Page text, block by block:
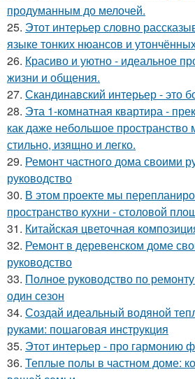
продуманным до мелочей.
25. Этот интерьер словно
языке тонких нюансов и
26. Красиво и уютно - идеальное
жизни и общения.
27. Скандинавский интерьер - это
28. Эта 1-комнатная квартира -
как даже небольшое пространство
стильно, изящно и легко.
29. Ремонт частного дома своими
руководство
30. В этом проекте мы
пространство кухни - столовой
31. Китайская цветочная
32. Ремонт в деревенском доме
руководство
33. Полное руководство по
один сезон
34. Создай идеальный водяной
руками: пошаговая инструкция
35. Этот интерьер - про гармонию
36. Теплые полы в частном доме: